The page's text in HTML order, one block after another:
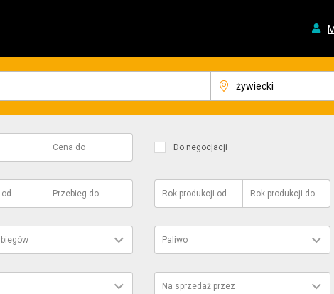
Cena do Do negocjacji
od Przebieg do Rok produkcji od Rok produkcji do
Paliwo
Na sprzedaż przez